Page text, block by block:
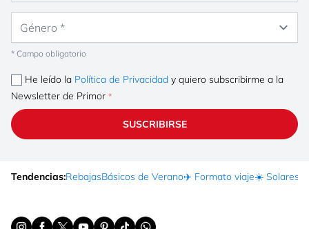
* Campo obligatorio
He leído la Política de Privacidad y quiero subscribirme a la
Newsletter de Primor
SUSCRIBIRSE
Tendencias:RebajasBásicos de Verano✈️ Formato viaje☀️ Solares